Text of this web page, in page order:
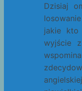
Dzisiaj
jakie kto
wyjście